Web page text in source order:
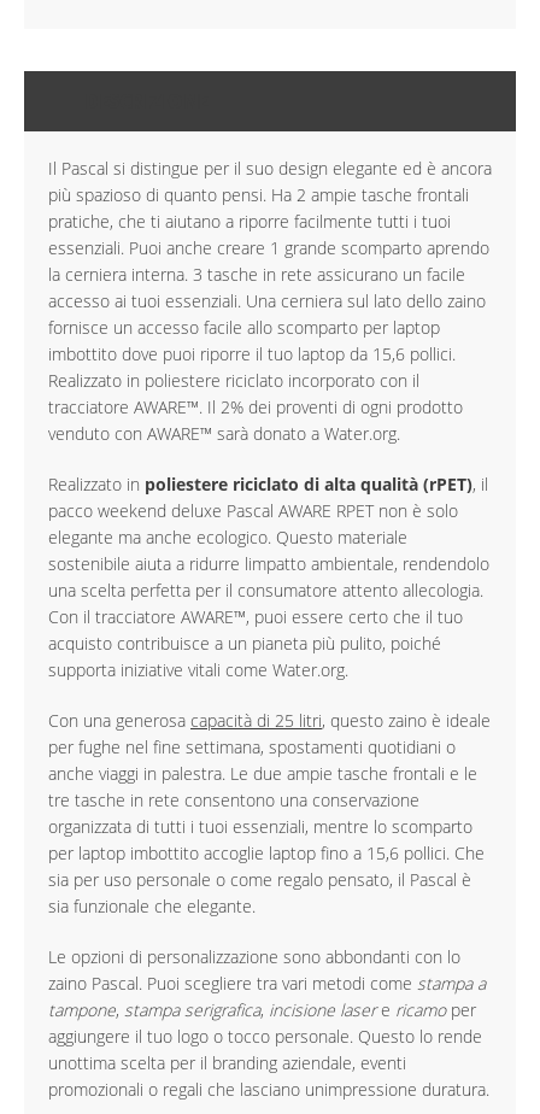
Il Pascal si distingue per il suo design elegante ed è ancora
più spazioso di quanto pensi. Ha 2 ampie tasche frontali
pratiche, che ti aiutano a riporre facilmente tutti i tuoi
essenziali. Puoi anche creare 1 grande scomparto aprendo
la cerniera interna. 3 tasche in rete assicurano un facile
accesso ai tuoi essenziali. Una cerniera sul lato dello zaino
fornisce un accesso facile allo scomparto per laptop
imbottito dove puoi riporre il tuo laptop da 15,6 pollici.
Realizzato in poliestere riciclato incorporato con il
tracciatore AWARE™. Il 2% dei proventi di ogni prodotto
venduto con AWARE™ sarà donato a Water.org.
Realizzato in poliestere riciclato di alta qualità (rPET), il
pacco weekend deluxe Pascal AWARE RPET non è solo
elegante ma anche ecologico. Questo materiale
sostenibile aiuta a ridurre limpatto ambientale, rendendolo
una scelta perfetta per il consumatore attento allecologia.
Con il tracciatore AWARE™, puoi essere certo che il tuo
acquisto contribuisce a un pianeta più pulito, poiché
supporta iniziative vitali come Water.org.
Con una generosa capacità di 25 litri, questo zaino è ideale
per fughe nel fine settimana, spostamenti quotidiani o
anche viaggi in palestra. Le due ampie tasche frontali e le
tre tasche in rete consentono una conservazione
organizzata di tutti i tuoi essenziali, mentre lo scomparto
per laptop imbottito accoglie laptop fino a 15,6 pollici. Che
sia per uso personale o come regalo pensato, il Pascal è
sia funzionale che elegante.
Le opzioni di personalizzazione sono abbondanti con lo
zaino Pascal. Puoi scegliere tra vari metodi come stampa a
tampone, stampa serigrafica, incisione lasere ricamoper
aggiungere il tuo logo o tocco personale. Questo lo rende
unottima scelta per il branding aziendale, eventi
promozionali o regali che lasciano unimpressione duratura.